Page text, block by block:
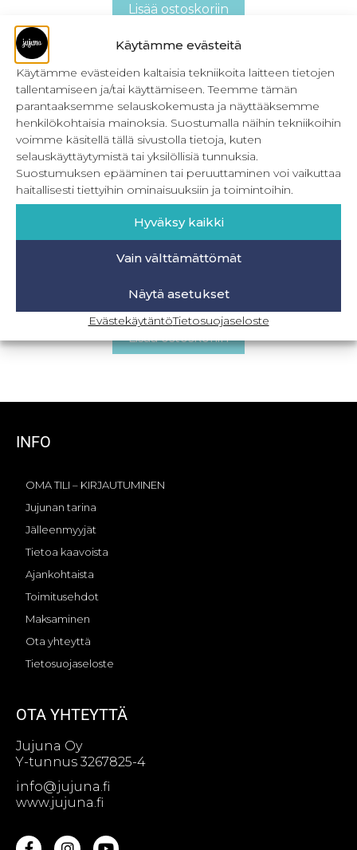
Käytämme evästeitä
Käytämme evästeiden kaltaisia tekniikoita laitteen tietojen
tallentamiseen ja/tai käyttämiseen. Teemme tämän
parantaaksemme selauskokemusta ja näyttääksemme
henkilökohtaisia mainoksia. Suostumalla näihin tekniikoihin
voimme käsitellä tällä sivustolla tietoja, kuten
selauskäyttäytymistä tai yksilöllisiä tunnuksia.
Suostumuksen epääminen tai peruuttaminen voi vaikuttaa
haitallisesti tiettyihin ominaisuuksiin ja toimintoihin.
Hyväksy kaikki
Vain välttämättömät
Näytä asetukset
EvästekäytäntöTietosuojaseloste
Lisää ostoskoriin
8,90€
Lisää ostoskoriin
INFO
OMA TILI – KIRJAUTUMINEN
Jujunan tarina
Jälleenmyyjät
Tietoa kaavoista
Ajankohtaista
Toimitusehdot
Maksaminen
Ota yhteyttä
Tietosuojaseloste
OTA YHTEYTTÄ
Jujuna Oy
Y-tunnus 3267825-4
info@jujuna.fi
www.jujuna.fi